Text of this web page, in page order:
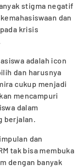
stigma negatif
dan
krisis
adalah icon
dan harusnya
cukup menjadi
mencampuri
dalam
berjalan.
dan
tak bisa membuka
dengan banyak